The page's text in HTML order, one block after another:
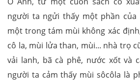
người ta ngửi thấy một phần của
một trong tám mùi không xác
cô la, mùi lửa than, mùi... nhà trọ
vải lanh, bã cà phê, nước xốt và
người ta cảm thấy mùi sôcôla là